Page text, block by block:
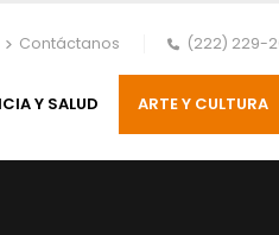
Contáctanos (222) 229-
Y SALUD ARTE Y CULTURA